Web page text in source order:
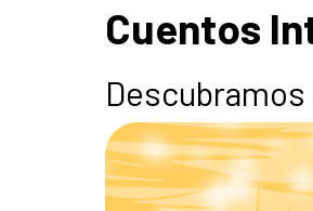
Cuentos